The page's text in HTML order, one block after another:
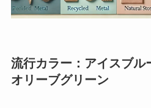
流行カラー：アイスブル
オリーブグリーン